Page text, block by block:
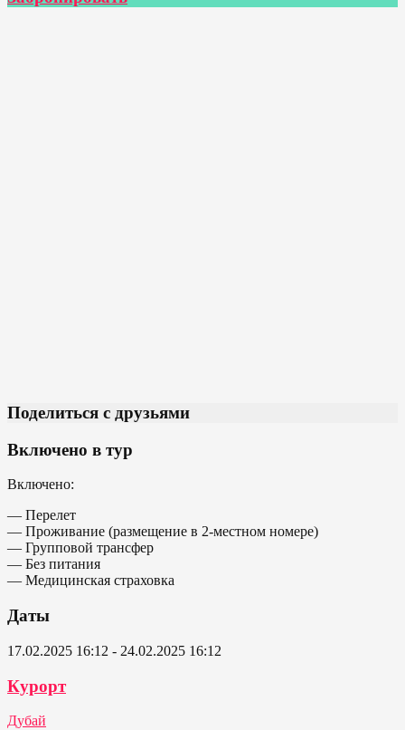
Поделиться с друзьями
Включено в тур
Включено:
— Перелет
— Проживание (размещение в 2-местном номере)
— Групповой трансфер
— Без питания
— Медицинская страховка
Даты
17.02.2025 16:12 - 24.02.2025 16:12
Курорт
Дубай